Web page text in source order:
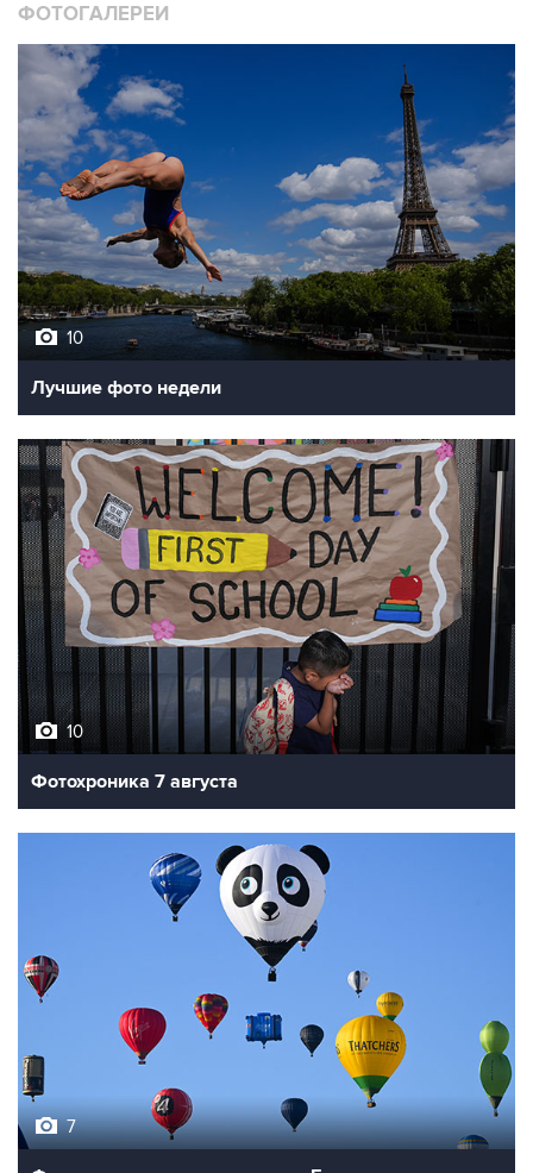
ФОТОГАЛЕРЕИ
10
Лучшие фото недели
10
Фотохроника 7 августа
7